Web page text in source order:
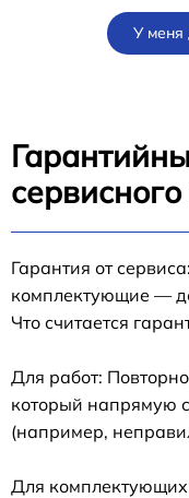
У меня
Гарантия от
комплектующие —
Что считается
Для работ:
который напрямую
(например,
Для